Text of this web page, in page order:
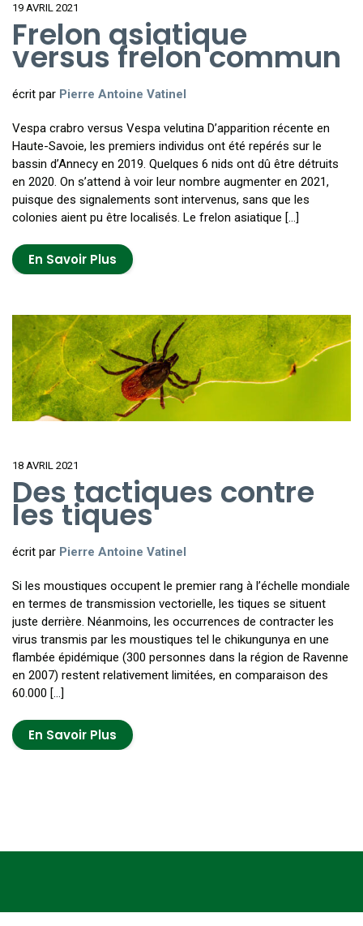
19 AVRIL 2021
Frelon asiatique
versus frelon commun
écrit par Pierre Antoine Vatinel
Vespa crabro versus Vespa velutina D’apparition récente en
Haute-Savoie, les premiers individus ont été repérés sur le
bassin d’Annecy en 2019. Quelques 6 nids ont dû être détruits
en 2020. On s’attend à voir leur nombre augmenter en 2021,
puisque des signalements sont intervenus, sans que les
colonies aient pu être localisés. Le frelon asiatique […]
En Savoir Plus
18 AVRIL 2021
Des tactiques contre
les tiques
écrit par Pierre Antoine Vatinel
Si les moustiques occupent le premier rang à l’échelle mondiale
en termes de transmission vectorielle, les tiques se situent
juste derrière. Néanmoins, les occurrences de contracter les
virus transmis par les moustiques tel le chikungunya en une
flambée épidémique (300 personnes dans la région de Ravenne
en 2007) restent relativement limitées, en comparaison des
60.000 […]
En Savoir Plus